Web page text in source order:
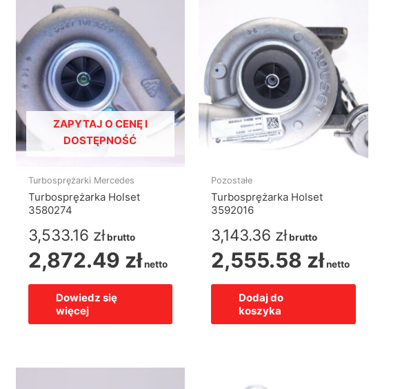
ZAPYTAJ O CENĘ I
DOSTĘPNOŚĆ
Turbosprężarki Mercedes
Turbosprężarka Holset
3580274
3,533.16 zł brutto
2,872.49 zł netto
Dowiedz się
więcej
Pozostałe
Turbosprężarka Holset
3592016
3,143.36 złbrutto
2,555.58 złnetto
Dodaj do
koszyka